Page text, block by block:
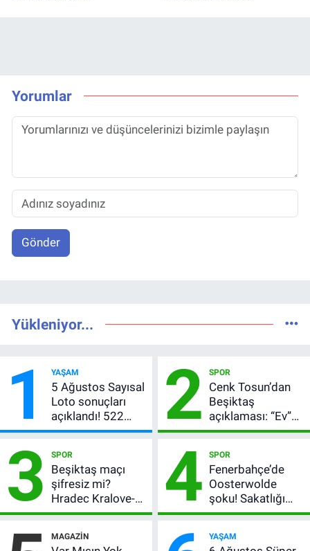
Yorumlar
Gönder
Yükleniyor...
1 YAŞAM
5 Ağustos Sayısal
Loto sonuçları
açıklandı! 522
milyon TL devretti
2 SPOR
Cenk Tosun’dan
Beşiktaş
açıklaması: “Ev”
dedi, asıl mesajı
verdi
3 SPOR
Beşiktaş maçı
şifresiz mi?
Hradec Kralove-
Beşiktaş hangi
kaçta?
4 SPOR
Fenerbahçe’de
Oosterwolde
şoku! Sakatlığı
ciddi mi, kaç hafta
MAGAZIN YAŞAM